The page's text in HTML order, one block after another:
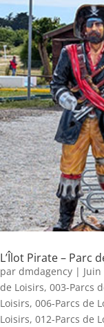
L’Îlot Pirate – Parc
par dmdagency |
de Loisirs, 003-Parcs
Loisirs, 006-Parcs de
Loisirs, 012-Parcs de